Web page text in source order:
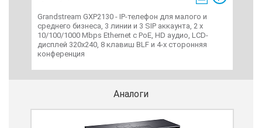
Grandstream GXP2130 - IP-телефон для малого и
среднего бизнеса, 3 линии и 3 SIP аккаунта, 2 x
10/100/1000 Mbps Ethernet c PoE, HD аудио, LCD-
дисплей 320x240, 8 клавиш BLF и 4-х сторонняя
конференция
Аналоги